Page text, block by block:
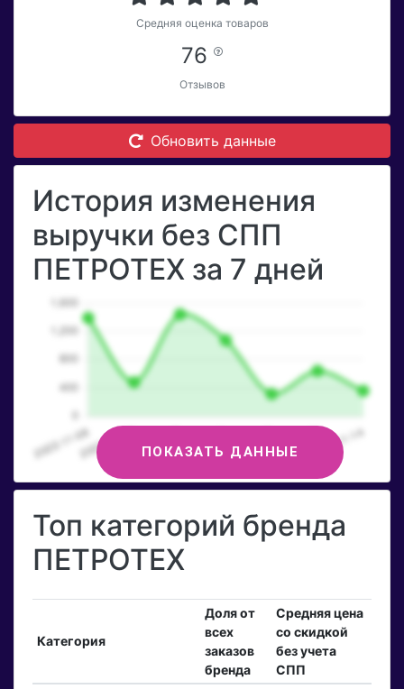
Средняя оценка товаров
76
Отзывов
Обновить данные
История изменения
выручки без СПП
ПЕТРОТЕХ за 7 дней
ПОКАЗАТЬ ДАННЫЕ
Топ категорий бренда
ПЕТРОТЕХ
Категория
Доля от
всех
заказов
бренда
Средняя цена
со скидкой
без учета
СПП